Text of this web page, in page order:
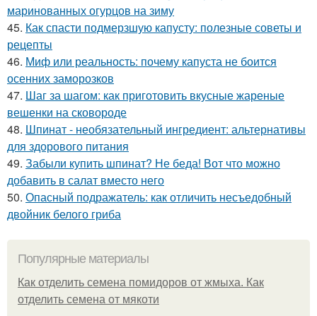
маринованных огурцов на зиму
45. Как спасти подмерзшую капусту: полезные советы и
рецепты
46. Миф или реальность: почему капуста не боится
осенних заморозков
47. Шаг за шагом: как приготовить вкусные жареные
вешенки на сковороде
48. Шпинат - необязательный ингредиент: альтернативы
для здорового питания
49. Забыли купить шпинат? Не беда! Вот что можно
добавить в салат вместо него
50. Опасный подражатель: как отличить несъедобный
двойник белого гриба
Популярные материалы
Как отделить семена помидоров от жмыха. Как
отделить семена от мякоти